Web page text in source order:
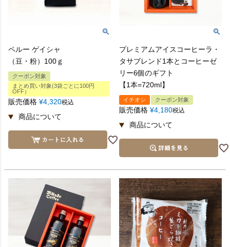
ペルー ゲイシャ
（豆・粉）100ｇ
クーポン対象
まとめ買い対象(3袋ごとに100円
OFF）
販売価格 ¥4,320税込
プレミアムアイスコーヒーラ・
タサブレンド1本とコーヒーゼ
リー6個のギフト
【1本=720ml】
イチオシ クーポン対象
販売価格 ¥4,180税込